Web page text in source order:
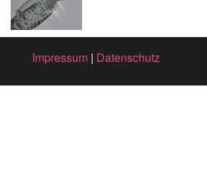
Impressum | Datenschutz